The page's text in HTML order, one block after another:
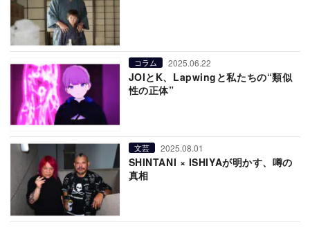
コラム 2025.06.22
JOIとK、Lapwingと私たちの“類似
性の正体”
文芸 2025.08.01
SHINTANI × ISHIYAが明かす、噂の
真相